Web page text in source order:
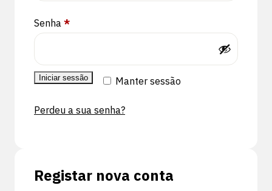
Senha *Obrigatório
Manter sessão
Iniciar sessão
Perdeu a sua senha?
Registar nova conta